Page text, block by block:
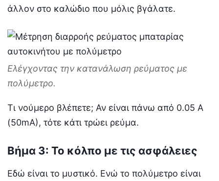
άλλον στο καλώδιο που μόλις βγάλατε.
Ελέγχοντας την κατανάλωση ρεύματος με
πολύμετρο.
Τι νούμερο βλέπετε; Αν είναι πάνω από 0.05 A
(50mA), τότε κάτι τρώει ρεύμα.
Βήμα 3: Το κόλπο με τις ασφάλειες
Εδώ είναι το μυστικό. Ενώ το πολύμετρο είναι